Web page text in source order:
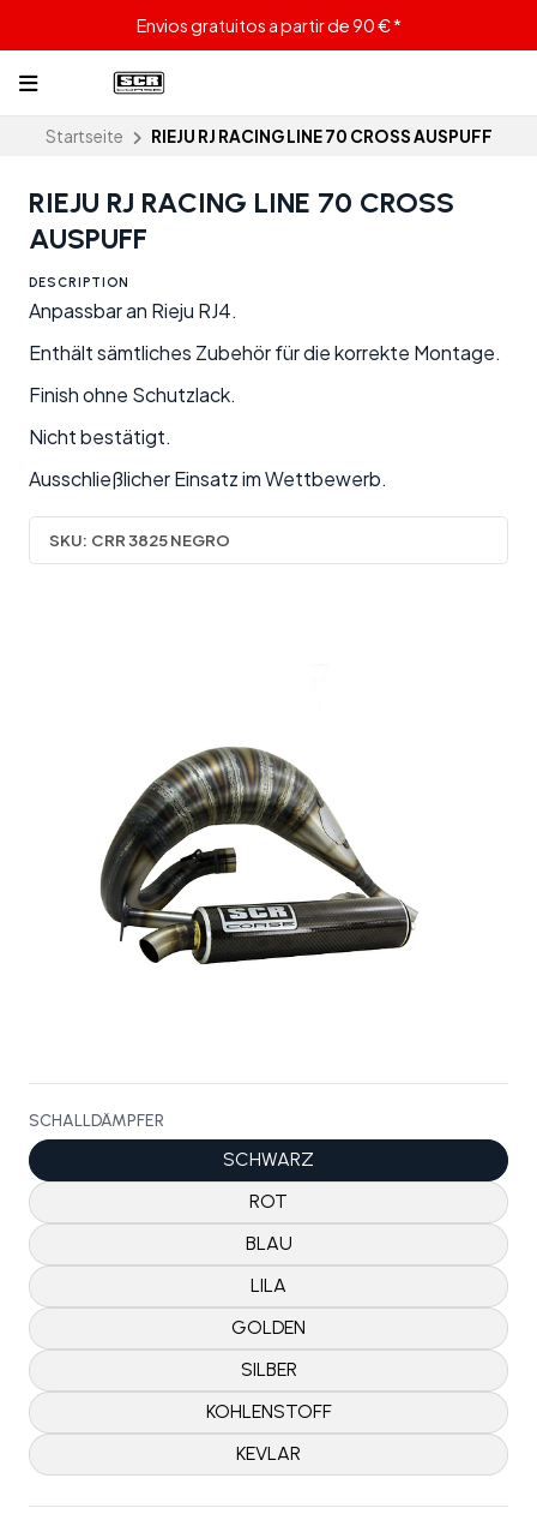
Envios gratuitos a partir de 90 € *
Startseite RIEJU RJ RACING LINE 70 CROSS AUSPUFF
RIEJU RJ RACING LINE 70 CROSS
AUSPUFF
DESCRIPTION
Anpassbar an Rieju RJ4.
Enthält sämtliches Zubehör für die korrekte Montage.
Finish ohne Schutzlack.
Nicht bestätigt.
Ausschließlicher Einsatz im Wettbewerb.
SKU: CRR 3825 NEGRO
SCHALLDÄMPFER
SCHWARZ
ROT
BLAU
LILA
GOLDEN
SILBER
KOHLENSTOFF
KEVLAR